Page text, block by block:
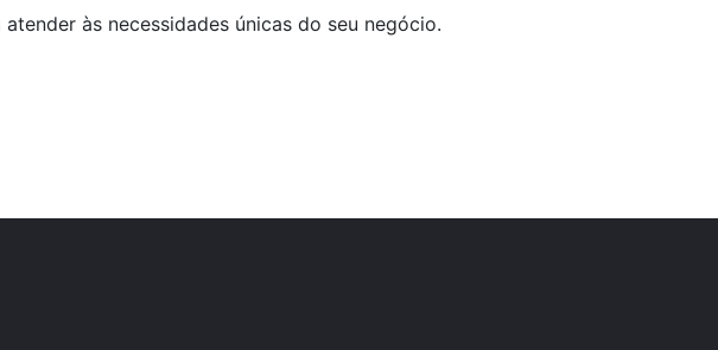
às necessidades únicas do seu negócio.